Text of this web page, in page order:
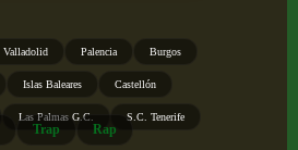
Valladolid Palencia Burgos
Islas Baleares Castellón
Las Palmas G.C. S.C. Tenerife
Trap Rap